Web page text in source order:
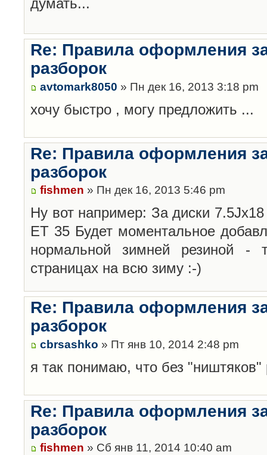
Re: Правила оформления
разборок
avtomark8050 » Пн дек 16, 2013 3:18 pm
хочу быстро , могу предложить ...
Re: Правила оформления
разборок
fishmen » Пн дек 16, 2013 5:46 pm
Ну вот например: За диски
ET 35 Будет моментальное
нормальной зимней резиной
страницах на всю зиму :-)
Re: Правила оформления
разборок
cbrsashko » Пт янв 10, 2014 2:48 pm
я так понимаю, что без "ништяков"
Re: Правила оформления
разборок
fishmen » Сб янв 11, 2014 10:40 am